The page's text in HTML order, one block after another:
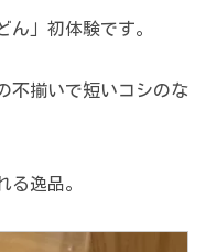
ん」初体験です。
不揃いで短いコシのな
る逸品。